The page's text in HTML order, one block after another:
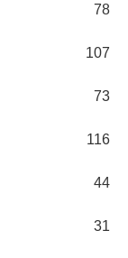
78
107
73
116
44
31